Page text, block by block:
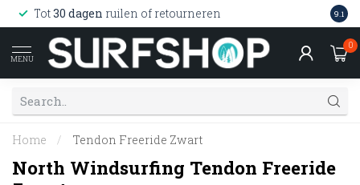
Tot30 dagen ruilen of retourneren 9.1
MENU
0
Home / Tendon Freeride Zwart
North Windsurfing Tendon Freeride